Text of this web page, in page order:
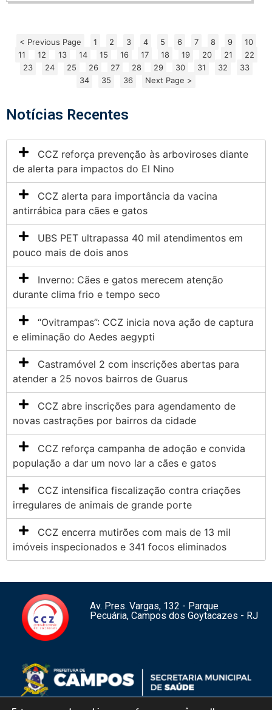
< Previous Page 1 2 3 4 5 6 7 8 9
10
11
12 13 14 15 16 17 18 19 20 21
22
23
24 25 26 27 28 29 30 31 32
33
34
35 36 Next Page >
Notícias Recentes
CCZ reforça prevenção às arboviroses diante
de alerta para impactos do El Nino
CCZ alerta para importância da vacina
antirrábica para cães e gatos
UBS PET ultrapassa 40 mil atendimentos em
pouco mais de dois anos
Inverno: Cães e gatos merecem atenção
durante clima frio e tempo seco
“Ovitrampas”: CCZ inicia nova ação de captura
e eliminação do Aedes aegypti
Castramóvel 2 com inscrições abertas para
atender a 25 novos bairros de Guarus
CCZ abre inscrições para agendamento de
novas castrações por bairros da cidade
CCZ reforça campanha de adoção e convida
população a dar um novo lar a cães e gatos
CCZ intensifica fiscalização contra criações
irregulares de animais de grande porte
CCZ encerra mutirões com mais de 13 mil
imóveis inspecionados e 341 focos eliminados
Av. Pres. Vargas, 132 - Parque
Pecuária, Campos dos Goytacazes - RJ